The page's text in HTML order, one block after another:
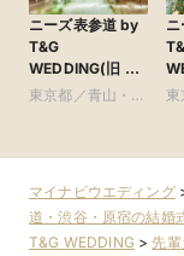
ニーズ表参道 by
T&G
WEDDING(旧 表
参道TERRACE)
東京都／青山・表
ル
東
マイナビウエディング
道・渋谷・原宿の結婚
T&G WEDDING> 先